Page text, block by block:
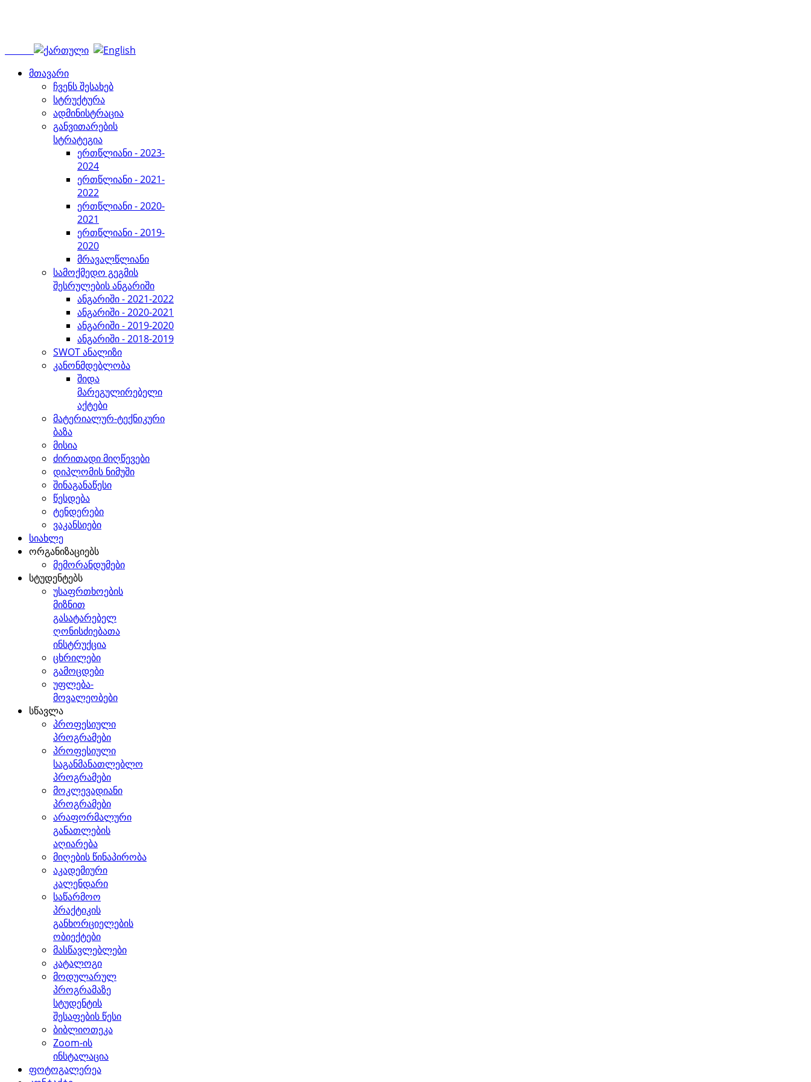
მთავარი
ჩვენს შესახებ
სტრუქტურა
ადმინისტრაცია
განვითარების
სტრატეგია
ერთწლიანი - 2023-
2024
ერთწლიანი - 2021-
2022
ერთწლიანი - 2020-
2021
ერთწლიანი - 2019-
2020
მრავალწლიანი
სამოქმედო გეგმის
შესრულების ანგარიში
ანგარიში - 2021-2022
ანგარიში - 2020-2021
ანგარიში - 2019-2020
ანგარიში - 2018-2019
SWOT ანალიზი
კანონმდებლობა
შიდა
მარეგულირებელი
აქტები
მატერიალურ-ტექნიკური
ბაზა
მისია
ძირითადი მიღწევები
დიპლომის ნიმუში
შინაგანაწესი
წესდება
ტენდერები
ვაკანსიები
სიახლე
ორგანიზაციებს
მემორანდუმები
სტუდენტებს
უსაფრთხოების
მიზნით
გასატარებელ
ღონისძიებათა
ინსტრუქცია
ცხრილები
გამოცდები
უფლება-
მოვალეობები
სწავლა
პროფესიული
პროგრამები
პროფესიული
საგანმანათლებლო
პროგრამები
მოკლევადიანი
პროგრამები
არაფორმალური
განათლების
აღიარება
მიღების წინაპირობა
აკადემიური
კალენდარი
საწარმოო
პრაქტიკის
განხორციელების
ობიექტები
მასწავლებლები
კატალოგი
მოდულარულ
პროგრამაზე
სტუდენტის
შესაფების წესი
ბიბლიოთეკა
Zoom-ის
ინსტალაცია
ფოტოგალერეა